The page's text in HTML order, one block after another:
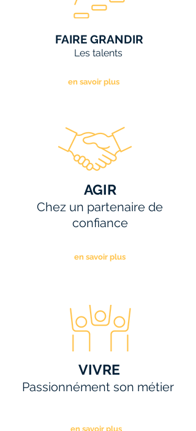
en savoir plus
FAIRE GRANDIR
Les talents
AGIR
Chez un partenaire de
confiance
en savoir plus
VIVRE
Passionnément son métier
en savoir plus